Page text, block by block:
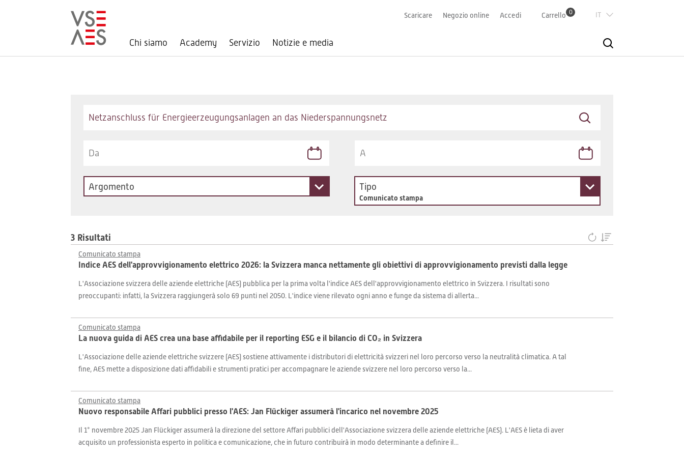
Chi siamo Academy Servizio Notizie e media
Scaricare Negozio online Accedi Carrello 0
English
Argomento Tipo
Comunicato stampa
3 Risultati
Comunicato stampa
Indice AES dell'approvvigionamento elettrico 2026: la Svizzera manca nettamente gli obiettivi di approvvigionamento previsti dalla legge
L'Associazione svizzera delle aziende elettriche (AES) pubblica per la prima volta l'indice AES dell'approvvigionamento elettrico in Svizzera. I risultati sono
preoccupanti: infatti, la Svizzera raggiungerà solo 69 punti nel 2050. L'indice viene rilevato ogni anno e funge da sistema di allerta...
Comunicato stampa
La nuova guida di AES crea una base affidabile per il reporting ESG e il bilancio di CO₂ in Svizzera
L'Associazione delle aziende elettriche svizzere (AES) sostiene attivamente i distributori di elettricità svizzeri nel loro percorso verso la neutralità climatica. A tal
fine, AES mette a disposizione dati affidabili e strumenti pratici per accompagnare le aziende svizzere nel loro percorso verso la...
Comunicato stampa
Nuovo responsabile Affari pubblici presso l'AES: Jan Flückiger assumerà l'incarico nel novembre 2025
Il 1° novembre 2025 Jan Flückiger assumerà la direzione del settore Affari pubblici dell'Associazione svizzera delle aziende elettriche (AES). L'AES è lieta di aver
acquisito un professionista esperto in politica e comunicazione, che in futuro contribuirà in modo determinante a definire il...